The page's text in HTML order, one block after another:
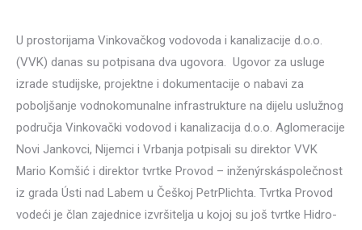
U prostorijama Vinkovačkog vodovoda i kanalizacije d.o.o.
(VVK) danas su potpisana dva ugovora. Ugovor za usluge
izrade studijske, projektne i dokumentacije o nabavi za
poboljšanje vodnokomunalne infrastrukture na dijelu uslužnog
područja Vinkovački vodovod i kanalizacija d.o.o. Aglomeracije
Novi Jankovci, Nijemci i Vrbanja potpisali su direktor VVK
Mario Komšić i direktor tvrtke Provod – inženýrskáspolečnost
iz grada Ústi nad Labem u Češkoj PetrPlichta. Tvrtka Provod
vodeći je član zajednice izvršitelja u kojoj su još tvrtke Hidro-